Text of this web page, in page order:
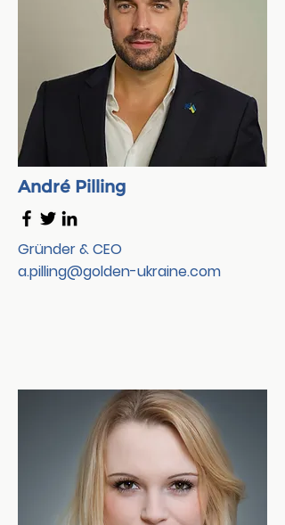
André Pilling
Gründer & CEO
a.pilling@golden-ukraine.com